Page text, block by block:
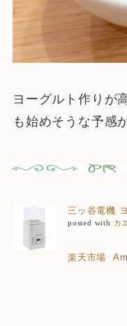
ヨーグルト作りが
も始めそうな予感
三ッ谷電機
posted with カ
楽天市場